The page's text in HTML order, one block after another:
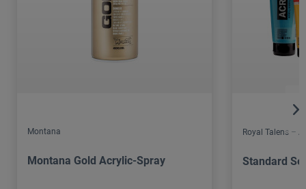
Montana
Montana Gold Acrylic-Spray
Royal Talens –
Standard